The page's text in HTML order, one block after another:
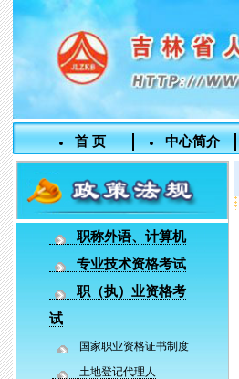
首 页 中心简介
职称外语、计算机
专业技术资格考试
职（执）业资格考
试
国家职业资格证书制度
土地登记代理人